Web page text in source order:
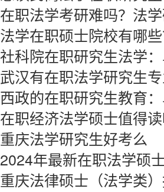
在职法学考研难吗？法
法学在职硕士院校有哪
社科院在职研究生法学
武汉有在职法学研究生
西政的在职研究生教育
在职经济法学硕士值得读吗？
重庆法学研究生好考么
2024年最新在职法学硕士
重庆法律硕士（法学类）报考